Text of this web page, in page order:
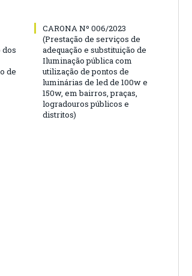
dos
de
CARONA Nº 006/2023
(Prestação de serviços de
adequação e substituição de
Iluminação pública com
utilização de pontos de
luminárias de led de 100w e
150w, em bairros, praças,
logradouros públicos e
distritos)